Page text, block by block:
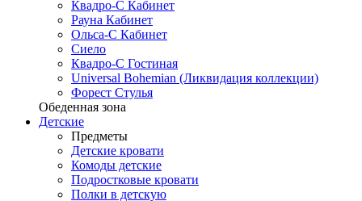
Квадро-С Кабинет
Рауна Кабинет
Ольса-С Кабинет
Сиело
Квадро-С Гостиная
Universal Bohemian (Ликвидация коллекции)
Форест Стулья
Обеденная зона
Детские
Предметы
Детские кровати
Комоды детские
Подростковые кровати
Полки в детскую